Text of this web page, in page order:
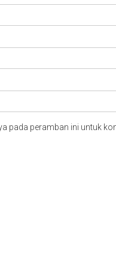
pada peramban ini untuk